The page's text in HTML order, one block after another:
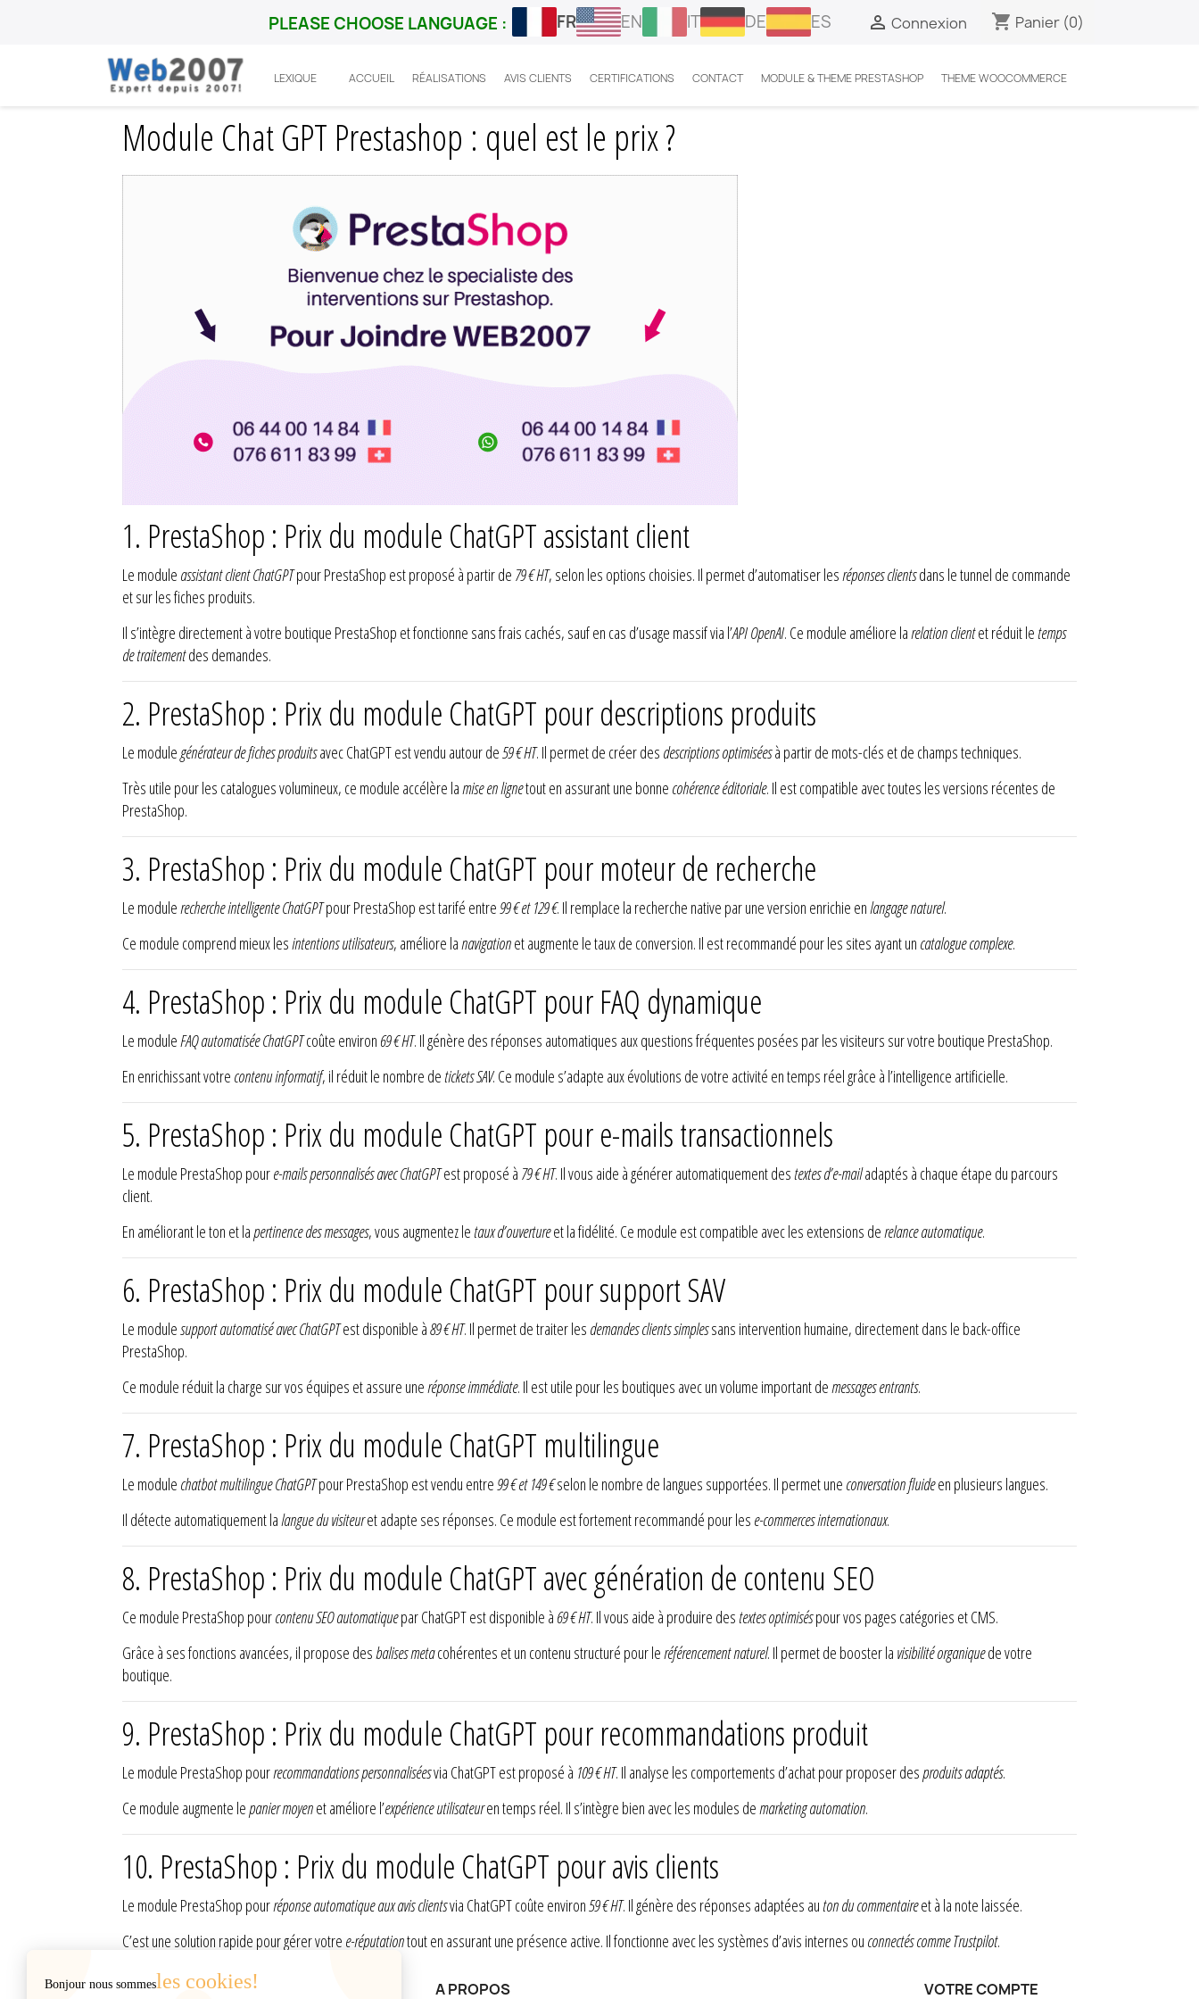
PLEASE CHOOSE LANGUAGE : FR EN IT DE ES  Connexion shopping_cart Panier (0)
LEXIQUE ACCUEIL RÉALISATIONS AVIS CLIENTS CERTIFICATIONS CONTACT MODULE & THEME PRESTASHOP THEME WOOCOMMERCE
Accueil Prestashop
Module Chat GPT Prestashop : quel est le prix ?
1. PrestaShop : Prix du module ChatGPT assistant client
Le module assistant client ChatGPTpour PrestaShop est proposé à partir de 79 € HT, selon les options choisies. Il permet d’automatiser lesréponses clientsdans le tunnel de commande
et sur les fiches produits.
Il s’intègre directement à votre boutique PrestaShop et fonctionne sans frais cachés, sauf en cas d’usage massif via l’API OpenAI. Ce module améliore larelation clientet réduit letemps
de traitementdes demandes.
2. PrestaShop : Prix du module ChatGPT pour descriptions produits
Le modulegénérateur de fiches produitsavec ChatGPT est vendu autour de59 € HT. Il permet de créer des descriptions optimiséesà partir de mots-clés et de champs techniques.
Très utile pour les catalogues volumineux, ce module accélère lamise en lignetout en assurant une bonne cohérence éditoriale. Il est compatible avec toutes les versions récentes de
PrestaShop.
3. PrestaShop : Prix du module ChatGPT pour moteur de recherche
Le modulerecherche intelligente ChatGPTpour PrestaShop est tarifé entre99 € et 129 €. Il remplace la recherche native par une version enrichie enlangage naturel.
Ce module comprend mieux lesintentions utilisateurs, améliore lanavigationet augmente le taux de conversion. Il est recommandé pour les sites ayant un catalogue complexe.
4. PrestaShop : Prix du module ChatGPT pour FAQ dynamique
Le moduleFAQ automatisée ChatGPTcoûte environ 69 € HT. Il génère des réponses automatiques aux questions fréquentes posées par les visiteurs sur votre boutique PrestaShop.
En enrichissant votre contenu informatif, il réduit le nombre detickets SAV. Ce module s’adapte aux évolutions de votre activité en temps réel grâce à l’intelligence artificielle.
5. PrestaShop : Prix du module ChatGPT pour e-mails transactionnels
Le module PrestaShop poure-mails personnalisés avec ChatGPTest proposé à 79 € HT. Il vous aide à générer automatiquement destextes d’e-mailadaptés à chaque étape du parcours
client.
En améliorant le ton et lapertinence des messages, vous augmentez letaux d’ouvertureet la fidélité. Ce module est compatible avec les extensions derelance automatique.
6. PrestaShop : Prix du module ChatGPT pour support SAV
Le modulesupport automatisé avec ChatGPTest disponible à89 € HT. Il permet de traiter les demandes clients simplessans intervention humaine, directement dans le back-office
PrestaShop.
Ce module réduit la charge sur vos équipes et assure uneréponse immédiate. Il est utile pour les boutiques avec un volume important demessages entrants.
7. PrestaShop : Prix du module ChatGPT multilingue
Le module chatbot multilingue ChatGPTpour PrestaShop est vendu entre99 € et 149 €selon le nombre de langues supportées. Il permet une conversation fluideen plusieurs langues.
Il détecte automatiquement lalangue du visiteuret adapte ses réponses. Ce module est fortement recommandé pour les e-commerces internationaux.
8. PrestaShop : Prix du module ChatGPT avec génération de contenu SEO
Ce module PrestaShop pourcontenu SEO automatiquepar ChatGPT est disponible à 69 € HT. Il vous aide à produire destextes optimiséspour vos pages catégories et CMS.
Grâce à ses fonctions avancées, il propose desbalises metacohérentes et un contenu structuré pour leréférencement naturel. Il permet de booster la visibilité organiquede votre
boutique.
9. PrestaShop : Prix du module ChatGPT pour recommandations produit
Le module PrestaShop pourrecommandations personnaliséesvia ChatGPT est proposé à 109 € HT. Il analyse les comportements d’achat pour proposer desproduits adaptés.
Ce module augmente lepanier moyenet améliore l’expérience utilisateuren temps réel. Il s’intègre bien avec les modules demarketing automation.
10. PrestaShop : Prix du module ChatGPT pour avis clients
Le module PrestaShop pourréponse automatique aux avis clientsvia ChatGPT coûte environ59 € HT. Il génère des réponses adaptées auton du commentaireet à la note laissée.
C’est une solution rapide pour gérer votre e-réputationtout en assurant une présence active. Il fonctionne avec les systèmes d’avis internes ou connectés comme Trustpilot.
INFORMATIONS A PROPOS VOTRE COMPTE
Bonjour nous sommesles cookies!